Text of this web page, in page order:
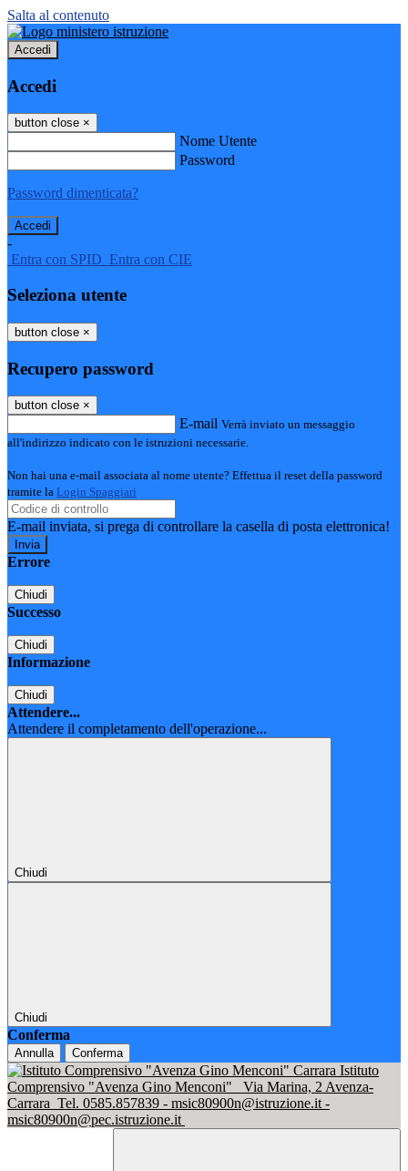
Salta al contenuto
Accedi
Accedi
button close ×
Nome Utente
Password
Password dimenticata?
-
Entra con SPID Entra con CIE
Seleziona utente
button close ×
Recupero password
button close ×
E-mail Verrà inviato un messaggio
all'indirizzo indicato con le istruzioni necessarie.
Non hai una e-mail associata al nome utente? Effettua il reset della password
tramite la Login Spaggiari
E-mail inviata, si prega di controllare la casella di posta elettronica!
Errore
Chiudi
Successo
Chiudi
Informazione
Chiudi
Attendere...
Attendere il completamento dell'operazione...
Chiudi
Chiudi
Conferma
Annulla Conferma
Istituto
Comprensivo "Avenza Gino Menconi"
Via Marina, 2 Avenza-
Carrara Tel. 0585.857839 - msic80900n@istruzione.it -
msic80900n@pec.istruzione.it